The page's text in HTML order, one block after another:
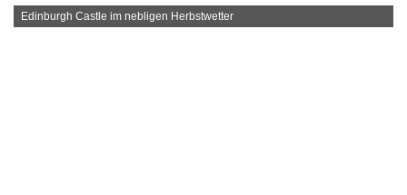
Edinburgh Castle im nebligen Herbstwetter